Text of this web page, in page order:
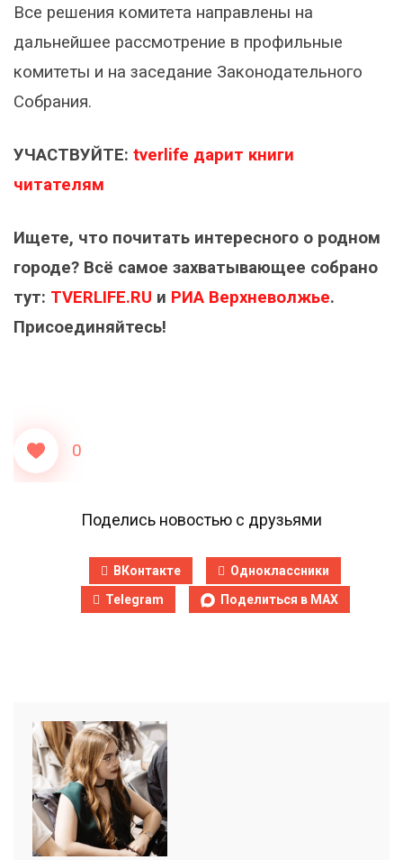
Все решения комитета направлены на
дальнейшее рассмотрение в профильные
комитеты и на заседание Законодательного
Собрания.
УЧАСТВУЙТЕ: tverlife дарит книги
читателям
Ищете, что почитать интересного о родном
городе? Всё самое захватывающее собрано
тут: TVERLIFE.RU и РИА Верхневолжье.
Присоединяйтесь!
0
Поделись новостью с друзьями
ВКонтакте
Одноклассники
Telegram
Поделиться в MAX